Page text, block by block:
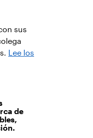
sus
Lee los
de